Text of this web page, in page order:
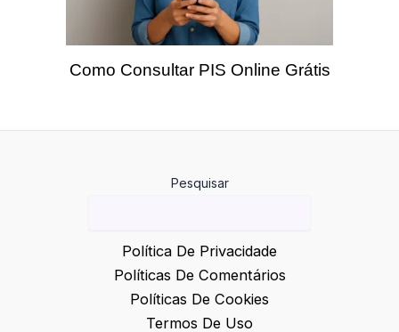
Como Consultar PIS Online Grátis
Pesquisar
Política De Privacidade
Políticas De Comentários
Políticas De Cookies
Termos De Uso